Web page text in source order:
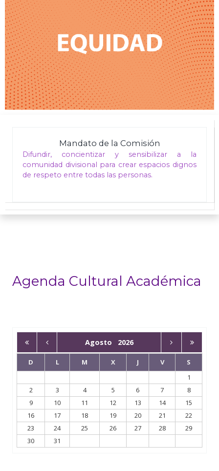
Mandato de la Comisión
Difundir, concientizar y sensibilizar a la
comunidad divisional para crear espacios dignos
de respeto entre todas las personas.
Agenda Cultural Académica
Agosto 2026
D L M X J V
S
1
2
3 4 5 6 7
8
9
10 11 12 13 14
15
16
17 18 19 20 21
22
23
24 25 26 27 28
29
30
31